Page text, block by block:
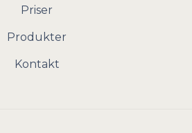
Priser
Produkter
Kontakt